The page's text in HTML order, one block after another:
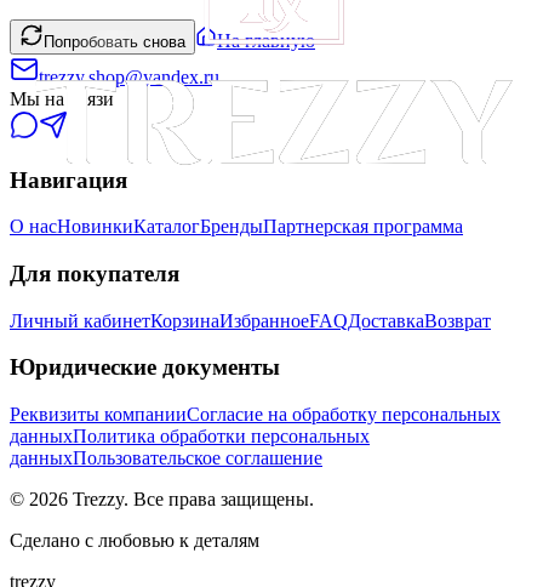
Попробовать снова
На главную
trezzy.shop@yandex.ru
Мы на связи
Навигация
О насНовинкиКаталогБрендыПартнерская программа
Для покупателя
Личный кабинетКорзинаИзбранноеFAQДоставкаВозврат
Юридические документы
Реквизиты компанииСогласие на обработку персональных
данныхПолитика обработки персональных
данныхПользовательское соглашение
© 2026 Trezzy. Все права защищены.
Сделано с любовью к деталям
trezzy